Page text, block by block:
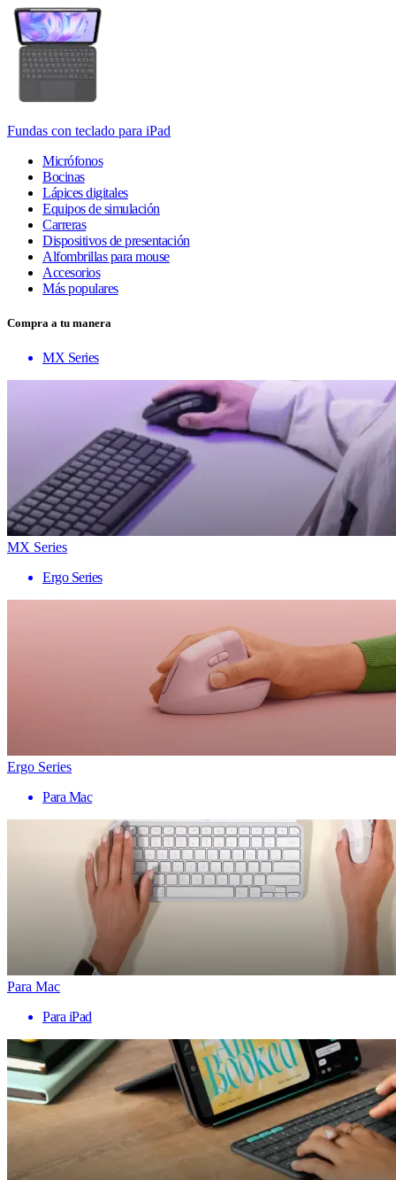
Fundas con teclado para iPad
Micrófonos
Bocinas
Lápices digitales
Equipos de simulación
Carreras
Dispositivos de presentación
Alfombrillas para mouse
Accesorios
Más populares
Compra a tu manera
MX Series
MX Series
Ergo Series
Ergo Series
Para Mac
Para Mac
Para iPad